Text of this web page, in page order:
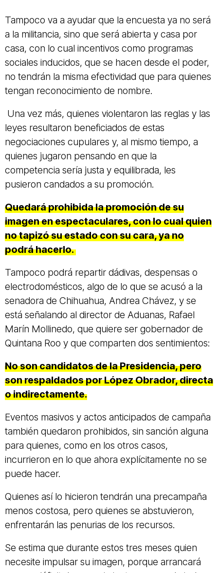
Tampoco va a ayudar que la encuesta ya no será
a la militancia, sino que será abierta y casa por
casa, con lo cual incentivos como programas
sociales inducidos, que se hacen desde el poder,
no tendrán la misma efectividad que para quienes
tengan reconocimiento de nombre.
Una vez más, quienes violentaron las reglas y las
leyes resultaron beneficiados de estas
negociaciones cupulares y, al mismo tiempo, a
quienes jugaron pensando en que la
competencia sería justa y equilibrada, les
pusieron candados a su promoción.
Quedará prohibida la promoción de su
imagen en espectaculares, con lo cual quien
no tapizó su estado con su cara, ya no
podrá hacerlo.
Tampoco podrá repartir dádivas, despensas o
electrodomésticos, algo de lo que se acusó a la
senadora de Chihuahua, Andrea Chávez, y se
está señalando al director de Aduanas, Rafael
Marín Mollinedo, que quiere ser gobernador de
Quintana Roo y que comparten dos sentimientos:
No son candidatos de la Presidencia, pero
son respaldados por López Obrador, directa
o indirectamente.
Eventos masivos y actos anticipados de campaña
también quedaron prohibidos, sin sanción alguna
para quienes, como en los otros casos,
incurrieron en lo que ahora explícitamente no se
puede hacer.
Quienes así lo hicieron tendrán una precampaña
menos costosa, pero quienes se abstuvieron,
enfrentarán las penurias de los recursos.
Se estima que durante estos tres meses quien
necesite impulsar su imagen, porque arrancará